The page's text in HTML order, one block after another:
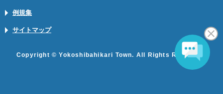
例規集
サイトマップ
Copyright © Yokoshibahikari Town. All Rights Reserved.